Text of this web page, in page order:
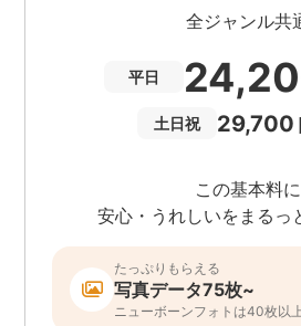
全ジャンル共
平日
土日祝 29,700
この基本料に
安心・うれしいをまるっ
たっぷりもらえる
写真データ75枚~
ニューボーンフォトは40枚以